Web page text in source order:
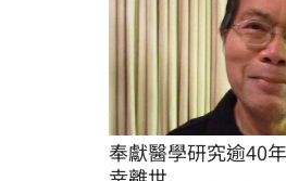
奉獻醫學研究逾40